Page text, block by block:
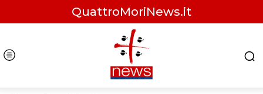
QuattroMoriNews.it